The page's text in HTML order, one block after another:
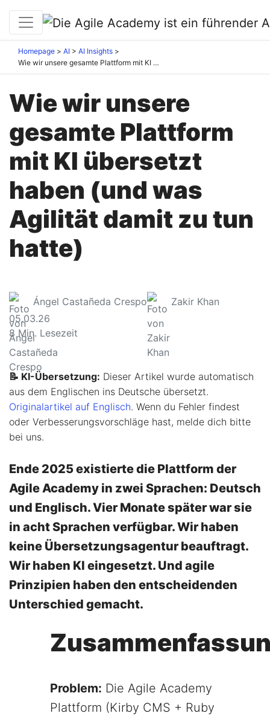
Homepage AI
AI Insights
Wie wir unsere gesamte Plattform mit KI übersetzt haben (und was Agilität damit zu tun hatte)
Wie wir unsere
gesamte Plattform
mit KI übersetzt
haben (und was
Agilität damit zu tun
hatte)
Ángel Castañeda Crespo
Zakir Khan
05.03.26
8Min. Lesezeit
📝 KI-Übersetzung: Dieser Artikel wurde automatisch
aus dem Englischen ins Deutsche übersetzt.
Originalartikel auf Englisch. Wenn du Fehler findest
oder Verbesserungsvorschläge hast, melde dich bitte
bei uns.
Ende 2025 existierte die Plattform der
Agile Academy in zwei Sprachen: Deutsch
und Englisch. Vier Monate später war sie
in acht Sprachen verfügbar. Wir haben
keine Übersetzungsagentur beauftragt.
Wir haben KI eingesetzt. Und agile
Prinzipien haben den entscheidenden
Unterschied gemacht.
Problem: Die Agile Academy
Plattform (Kirby CMS + Ruby